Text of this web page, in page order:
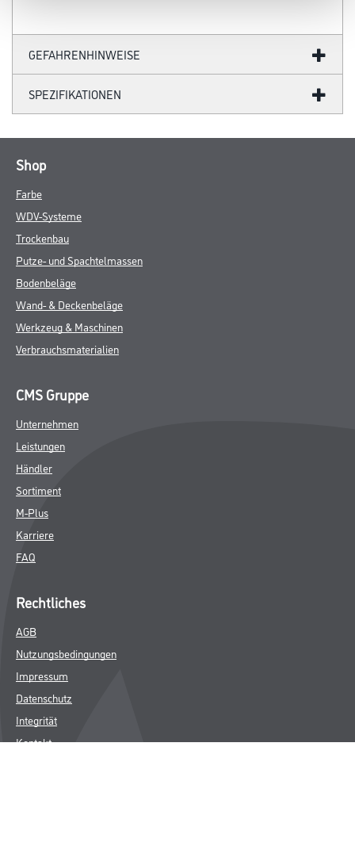
GEFAHRENHINWEISE
SPEZIFIKATIONEN
Shop
Farbe
WDV-Systeme
Trockenbau
Putze- und Spachtelmassen
Bodenbeläge
Wand- & Deckenbeläge
Werkzeug & Maschinen
Verbrauchsmaterialien
CMS Gruppe
Unternehmen
Leistungen
Händler
Sortiment
M-Plus
Karriere
FAQ
Rechtliches
AGB
Nutzungsbedingungen
Impressum
Datenschutz
Integrität
Kontakt